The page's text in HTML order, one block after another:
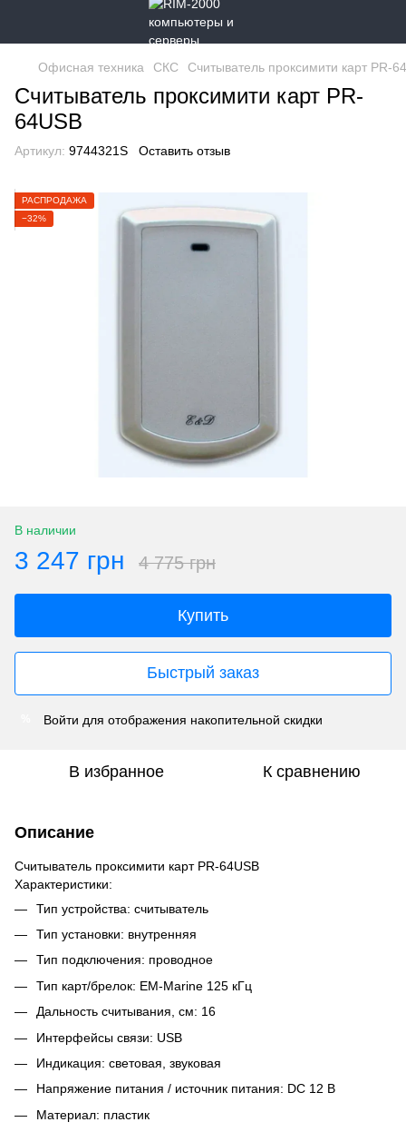
Офисная техника СКС Считыватель проксимити карт PR-
Считыватель проксимити карт PR-
64USB
Артикул: 9744321S Оставить отзыв
РАСПРОДАЖА
−32%
В наличии
3 247 грн 4 775 грн
Купить
Быстрый заказ
Войти для отображения накопительной скидки
В избранное К сравнению
Описание
Считыватель проксимити карт PR-64USB
Характеристики:
Тип устройства: считыватель
Тип установки: внутренняя
Тип подключения: проводное
Тип карт/брелок: EM-Marine 125 кГц
Дальность считывания, см: 16
Интерфейсы связи: USB
Индикация: световая, звуковая
Напряжение питания / источник питания: DC 12 В
Материал: пластик